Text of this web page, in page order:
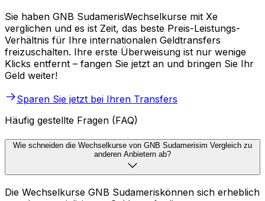
Sie haben GNB SudamerisWechselkurse mit Xe
verglichen und es ist Zeit, das beste Preis-Leistungs-
Verhältnis für Ihre internationalen Geldtransfers
freizuschalten. Ihre erste Überweisung ist nur wenige
Klicks entfernt – fangen Sie jetzt an und bringen Sie Ihr
Geld weiter!
Sparen Sie jetzt bei Ihren Transfers
Häufig gestellte Fragen (FAQ)
Wie schneiden die Wechselkurse von GNB Sudamerisim Vergleich zu
anderen Anbietern ab?
Die Wechselkurse GNB Sudameriskönnen sich erheblich